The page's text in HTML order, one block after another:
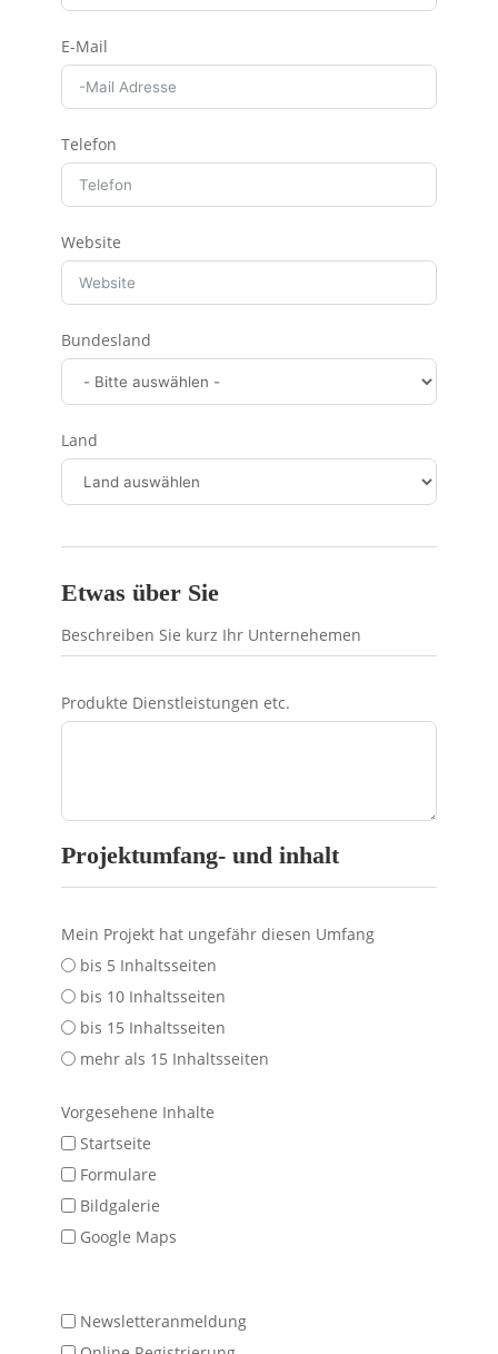
E-Mail
Telefon
Website
Bundesland
Land
Etwas über Sie
Beschreiben Sie kurz Ihr Unternehemen
Produkte Dienstleistungen etc.
Projektumfang- und inhalt
Mein Projekt hat ungefähr diesen Umfang
bis 5 Inhaltsseiten
bis 10 Inhaltsseiten
bis 15 Inhaltsseiten
mehr als 15 Inhaltsseiten
Vorgesehene Inhalte
Startseite
Formulare
Bildgalerie
Google Maps
Newsletteranmeldung